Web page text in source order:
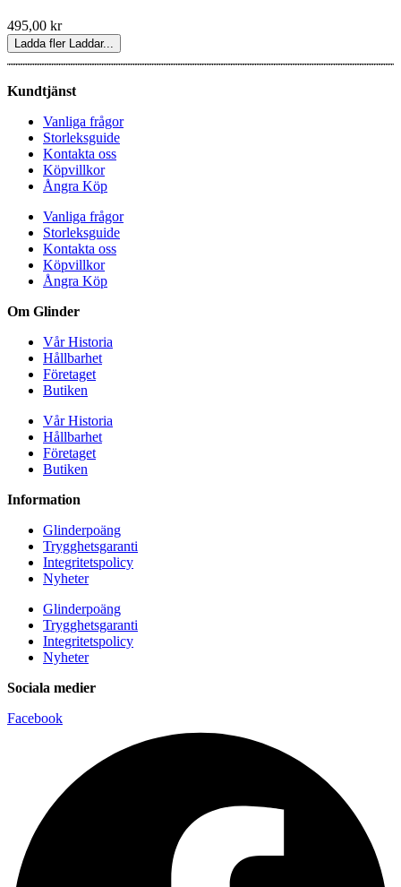
495,00 kr
Ladda fler Laddar...
Kundtjänst
Vanliga frågor
Storleksguide
Kontakta oss
Köpvillkor
Ångra Köp
Vanliga frågor
Storleksguide
Kontakta oss
Köpvillkor
Ångra Köp
Om Glinder
Vår Historia
Hållbarhet
Företaget
Butiken
Vår Historia
Hållbarhet
Företaget
Butiken
Information
Glinderpoäng
Trygghetsgaranti
Integritetspolicy
Nyheter
Glinderpoäng
Trygghetsgaranti
Integritetspolicy
Nyheter
Sociala medier
Facebook